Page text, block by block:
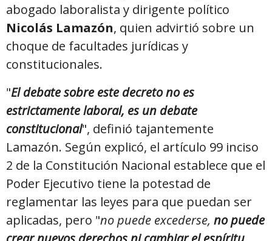
abogado laboralista y dirigente político
Nicolás Lamazón, quien advirtió sobre un
choque de facultades jurídicas y
constitucionales.
"El debate sobre este decreto no es
estrictamente laboral, es un debate
constitucional", definió tajantemente
Lamazón. Según explicó, el artículo 99 inciso
2 de la Constitución Nacional establece que el
Poder Ejecutivo tiene la potestad de
reglamentar las leyes para que puedan ser
aplicadas, pero "no puede excederse, no puede